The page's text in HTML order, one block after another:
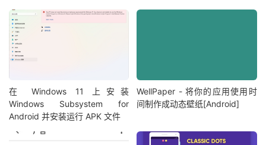
在 Windows 11 上安装
Windows Subsystem for
Android 并安装运行 APK 文件
WellPaper - 将你的应用使用时
间制作成动态壁纸[Android]